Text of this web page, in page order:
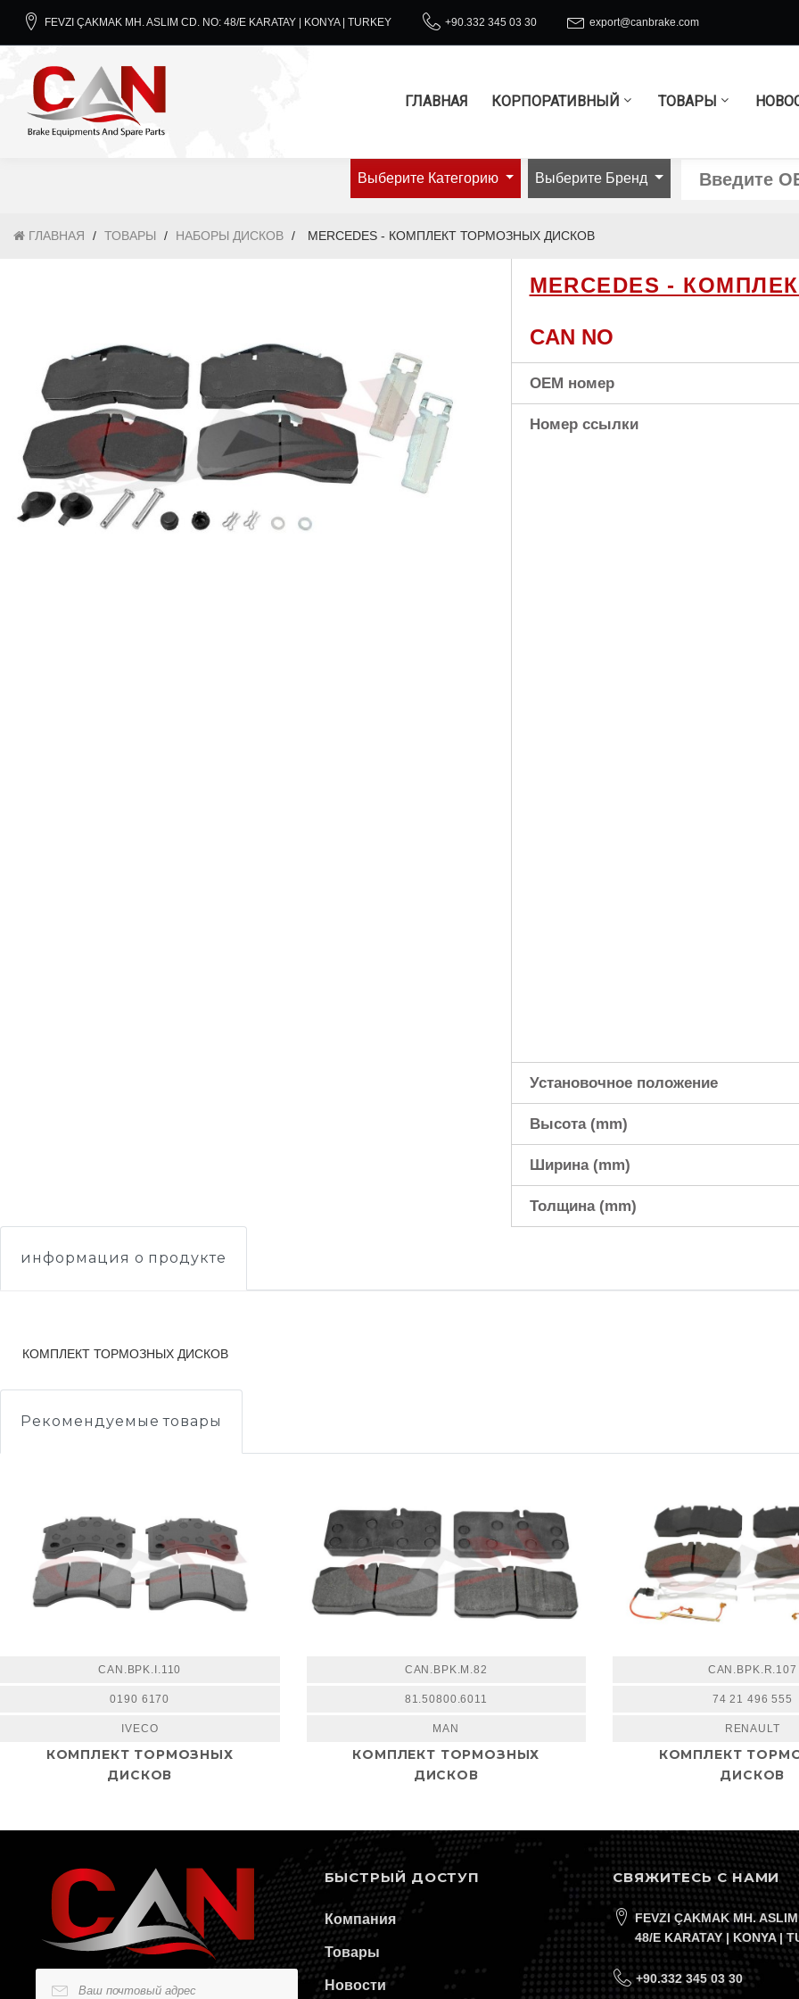
FEVZI ÇAKMAK MH. ASLIM CD. NO: 48/E KARATAY | KONYA | TURKEY +90.332 345 03 30 export@canbrake.com
ГЛАВНАЯ КОРПОРАТИВНЫЙ ТОВАРЫ
Выберите Категорию Выберите Бренд
ГЛАВНАЯ / ТОВАРЫ / НАБОРЫ ДИСКОВ / MERCEDES - КОМПЛЕКТ ТОРМОЗНЫХ ДИСКОВ
MERCEDES -
CAN NO
OEM номер
Номер ссылки
Установочное положение
Высота (mm)
Ширина (mm)
Толщина (mm)
информация о продукте
КОМПЛЕКТ ТОРМОЗНЫХ ДИСКОВ
Рекомендуемые товары
CAN.BPK.I.110
0190 6170
IVECO
КОМПЛЕКТ ТОРМОЗНЫХ
ДИСКОВ
CAN.BPK.M.82
81.50800.6011
MAN
КОМПЛЕКТ ТОРМОЗНЫХ
ДИСКОВ
CAN.BPK.R.107
74 21 496 555
RENAULT
КОМПЛЕКТ
ДИСКОВ
БЫСТРЫЙ ДОСТУП
Компания
Товары
Новости
СВЯЖИТЕСЬ С НАМИ
FEVZI ÇAKMAK MH.
48/E KARATAY | KONYA |
+90.332 345 03 30